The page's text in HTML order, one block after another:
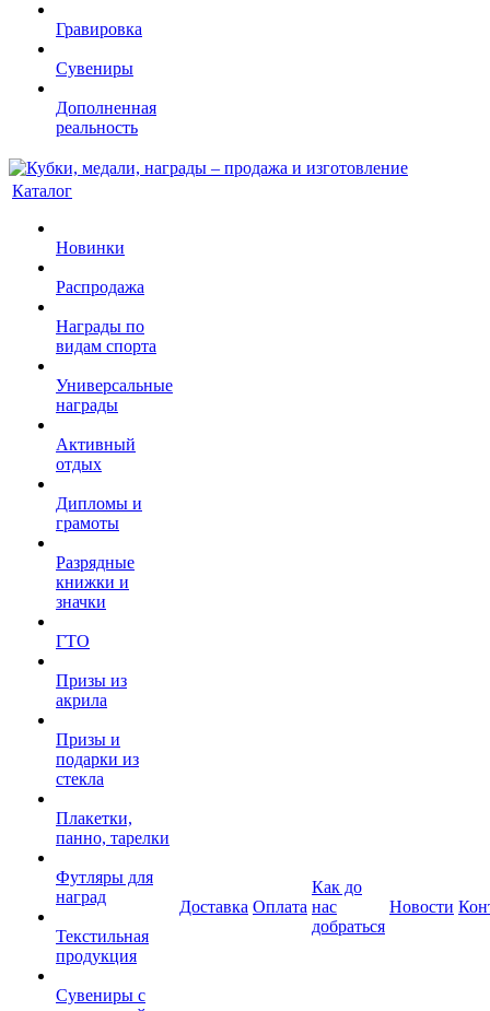
Гравировка
Сувениры
Дополненная
реальность
Каталог
Новинки
Распродажа
Награды по
видам спорта
Универсальные
награды
Активный
отдых
Дипломы и
грамоты
Разрядные
книжки и
значки
ГТО
Призы из
акрила
Призы и
подарки из
стекла
Плакетки,
панно, тарелки
Футляры для
наград
Текстильная
продукция
Сувениры с
Доставка Оплата
Как до
нас
добраться
Новости